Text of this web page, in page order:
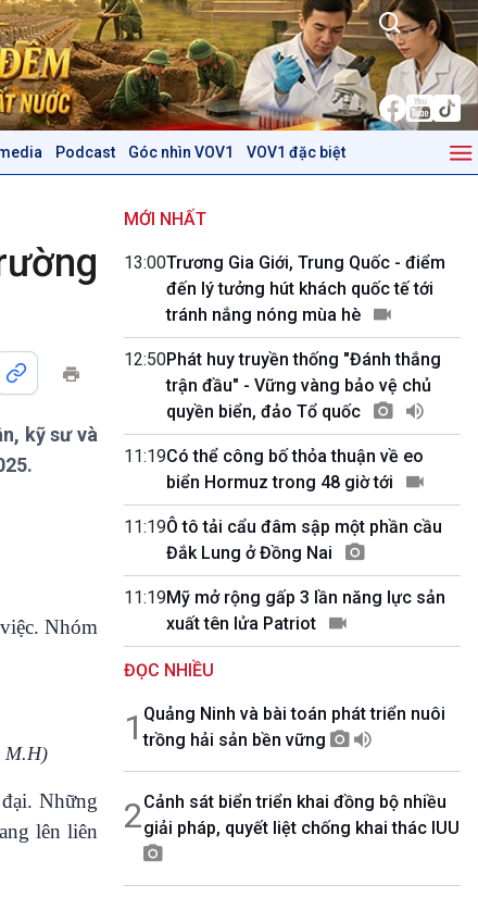
Podcast Góc nhìn VOV1 VOV1 đặc biệt
Trước giờ mở cửa
Dòng chảy Kinh tế
Tuyên chiến với gian lận
thương mại
Mùa vàng
Biển đảo Việt Nam
Tâm tình biên giới và hải
đảo
Tìm hiểu biển, đảo Việt
Nam
Podcast
Góc nhìn VOV1
Bình luận
10 phút Sự kiện - Luận bàn
Câu chuyện thời sự
Dòng chảy sự kiện
Đối thoại
Diễn đàn chủ nhật
Chuyện đêm
kỹ sư và
Nhóm
M.H)
Những
lên liên
MỚI NHẤT
13:00Trương Gia Giới, Trung Quốc - điểm
đến lý tưởng hút khách quốc tế tới
tránh nắng nóng mùa hè
12:50Phát huy truyền thống "Đánh thắng
trận đầu" - Vững vàng bảo vệ chủ
quyền biển, đảo Tổ quốc
11:19Có thể công bố thỏa thuận về eo
biển Hormuz trong 48 giờ tới
11:19Ô tô tải cẩu đâm sập một phần cầu
Đắk Lung ở Đồng Nai
11:19Mỹ mở rộng gấp 3 lần năng lực sản
xuất tên lửa Patriot
ĐỌC NHIỀU
1Quảng Ninh và bài toán phát triển nuôi
trồng hải sản bền vững
2Cảnh sát biển triển khai đồng bộ nhiều
giải pháp, quyết liệt chống khai thác IUU